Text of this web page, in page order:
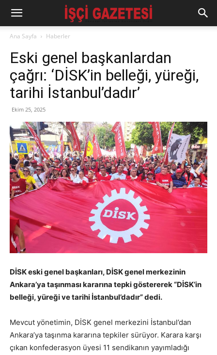
Ana Sayfa Haberler
Eski genel başkanlardan
çağrı: ‘DİSK’in belleği, yüreği,
tarihi İstanbul’dadır’
Ekim 25, 2025
DİSK eski genel başkanları, DİSK genel merkezinin
Ankara’ya taşınması kararına tepki göstererek “DİSK’in
belleği, yüreği ve tarihi İstanbul’dadır” dedi.
Mevcut yönetimin, DİSK genel merkezini İstanbul’dan
Ankara’ya taşınma kararına tepkiler sürüyor. Karara karşı
çıkan konfederasyon üyesi 11 sendikanın yayımladığı